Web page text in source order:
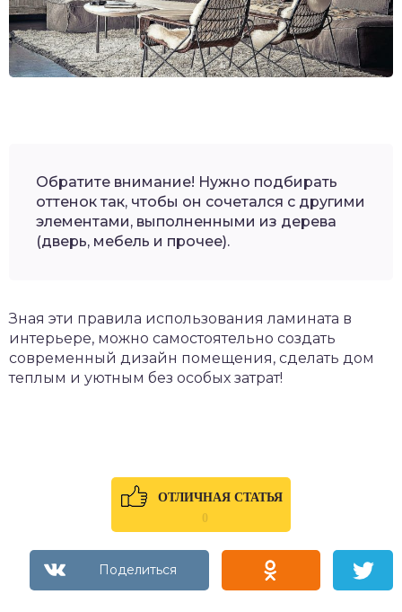
Обратите внимание! Нужно подбирать
оттенок так, чтобы он сочетался с другими
элементами, выполненными из дерева
(дверь, мебель и прочее).
Зная эти правила использования ламината в
интерьере, можно самостоятельно создать
современный дизайн помещения, сделать дом
теплым и уютным без особых затрат!
ОТЛИЧНАЯ СТАТЬЯ
0